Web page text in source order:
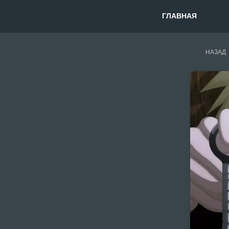
ГЛАВНАЯ
НАЗАД